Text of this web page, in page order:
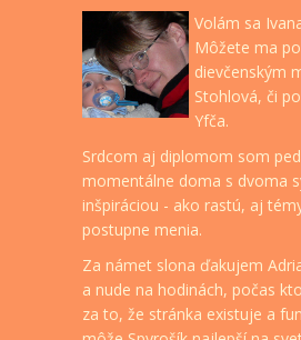
Volám sa
Môžete ma
dievčenským
Stohlová, či
Yfča.
Srdcom aj diplomom som
momentálne doma s dvoma
inšpiráciou - ako rastú, aj
postupne menia.
Za námet slona ďakujem
a nude na hodinách, počas
za to, že stránka existuje a